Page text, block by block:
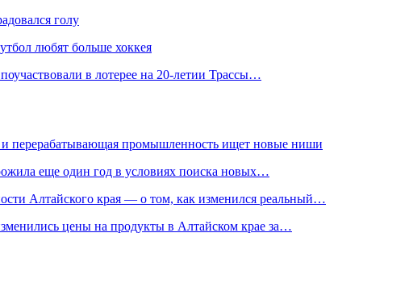
голу
любят больше хоккея
в лотерее на 20-летии Трассы…
перерабатывающая промышленность ищет новые ниши
еще один год в условиях поиска новых…
Алтайского края — о том, как изменился реальный…
цены на продукты в Алтайском крае за…